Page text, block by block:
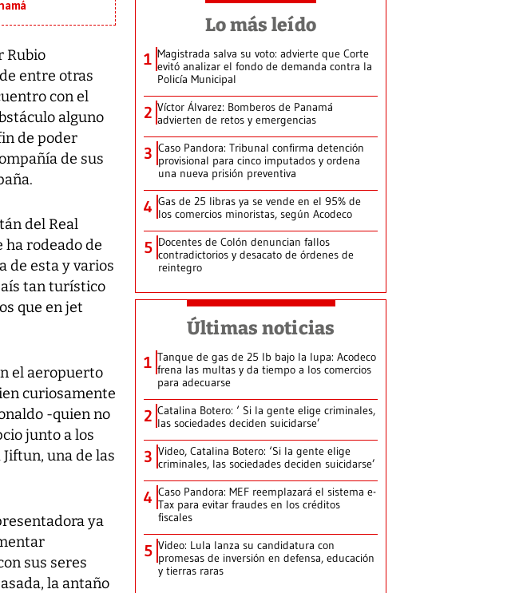
Rubio
entre otras
con el
alguno
de poder
de sus
del Real
ha rodeado de
de esta y varios
tan turístico
que en jet
el aeropuerto
curiosamente
-quien no
junto a los
una de las
ya
sus seres
la antaño
Lo más leído
1 Magistrada salva su voto: advierte que Corte
evitó analizar el fondo de demanda contra la
Policía Municipal
2 Víctor Álvarez: Bomberos de Panamá
advierten de retos y emergencias
3 Caso Pandora: Tribunal confirma detención
provisional para cinco imputados y ordena
una nueva prisión preventiva
4 Gas de 25 libras ya se vende en el 95% de
los comercios minoristas, según Acodeco
5 Docentes de Colón denuncian fallos
contradictorios y desacato de órdenes de
reintegro
Últimas noticias
1 Tanque de gas de 25 lb bajo la lupa: Acodeco
frena las multas y da tiempo a los comercios
para adecuarse
2 Catalina Botero: ‘ Si la gente elige criminales,
las sociedades deciden suicidarse’
3 Video, Catalina Botero: ‘Si la gente elige
criminales, las sociedades deciden suicidarse’
4 Caso Pandora: MEF reemplazará el sistema e-
Tax para evitar fraudes en los créditos
fiscales
5 Video: Lula lanza su candidatura con
promesas de inversión en defensa, educación
y tierras raras